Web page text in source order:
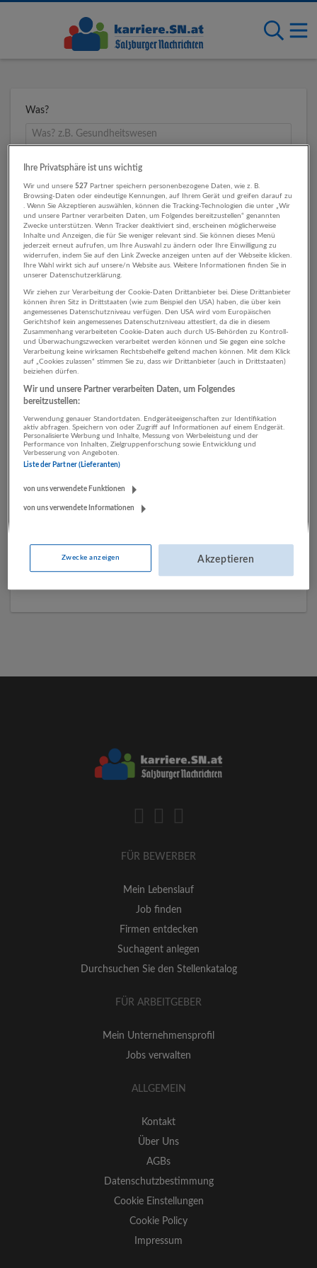
Was?
Wo?
Umkreis
1 Assistenz, Verwaltung, Büro
Bau Unternehmen
Fügen
Bau | Herstellung von Waren | Land- und Forstwirtschaft
FÜR BEWERBER
Mein Lebenslauf
Job finden
Firmen entdecken
Suchagent anlegen
Durchsuchen Sie den Stellenkatalog
FÜR ARBEITGEBER
Mein Unternehmensprofil
Jobs verwalten
ALLGEMEIN
Kontakt
Über Uns
AGBs
Datenschutzbestimmung
Cookie Einstellungen
Cookie Policy
Impressum
Ihre Privatsphäre ist uns wichtig
Wir und unsere527 Partner speichern personenbezogene Daten, wie z. B.
Browsing-Daten oder eindeutige Kennungen, auf Ihrem Gerät und greifen darauf zu
. Wenn Sie Akzeptieren auswählen, können die Tracking-Technologien die unter „Wir
und unsere Partner verarbeiten Daten, um Folgendes bereitzustellen“ genannten
Zwecke unterstützen. Wenn Tracker deaktiviert sind, erscheinen möglicherweise
Inhalte und Anzeigen, die für Sie weniger relevant sind. Sie können dieses Menü
jederzeit erneut aufrufen, um Ihre Auswahl zu ändern oder Ihre Einwilligung zu
widerrufen, indem Sie auf den Link Zwecke anzeigen unten auf der Webseite klicken.
Ihre Wahl wirkt sich auf unsere/n Website aus. Weitere Informationen finden Sie in
unserer Datenschutzerklärung.
Wir ziehen zur Verarbeitung der Cookie-Daten Drittanbieter bei. Diese Drittanbieter
können ihren Sitz in Drittstaaten (wie zum Beispiel den USA) haben, die über kein
angemessenes Datenschutzniveau verfügen. Den USA wird vom Europäischen
Gerichtshof kein angemessenes Datenschutzniveau attestiert, da die in diesem
Zusammenhang verarbeiteten Cookie-Daten auch durch US-Behörden zu Kontroll-
und Überwachungszwecken verarbeitet werden können und Sie gegen eine solche
Verarbeitung keine wirksamen Rechtsbehelfe geltend machen können. Mit dem Klick
auf „Cookies zulassen“ stimmen Sie zu, dass wir Drittanbieter (auch in Drittstaaten)
beiziehen dürfen.
Wir und unsere Partner verarbeiten Daten, um Folgendes
bereitzustellen:
Verwendung genauer Standortdaten. Endgeräteeigenschaften zur Identifikation
aktiv abfragen. Speichern von oder Zugriff auf Informationen auf einem Endgerät.
Personalisierte Werbung und Inhalte, Messung von Werbeleistung und der
Performance von Inhalten, Zielgruppenforschung sowie Entwicklung und
Verbesserung von Angeboten.
Liste der Partner (Lieferanten)
von uns verwendete Funktionen
von uns verwendete Informationen
Zwecke anzeigen Akzeptieren